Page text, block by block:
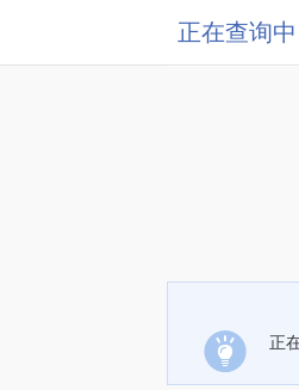
正在查询中
正